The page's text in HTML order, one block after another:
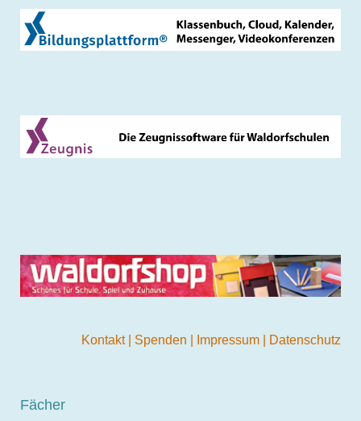
Kontakt Spenden Impressum Datenschutz
Fächer